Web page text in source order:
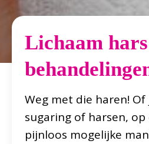
Lichaam hars
Weg met die haren!
sugaring of harsen, op
pijnloos mogelijke